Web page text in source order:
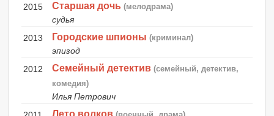
2015 Старшая дочь (мелодрама)
судья
2013
Городские шпионы (криминал)
эпизод
2012
Семейный детектив (семейный, детектив,
комедия)
Илья Петрович
Лето волков